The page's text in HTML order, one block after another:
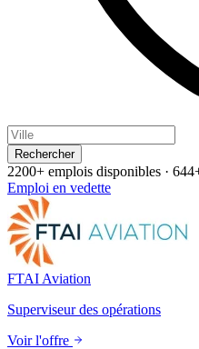
Rechercher
2200+ emplois disponibles ·
Emploi en vedette
FTAI Aviation
Superviseur des opérations
Voir l'offre